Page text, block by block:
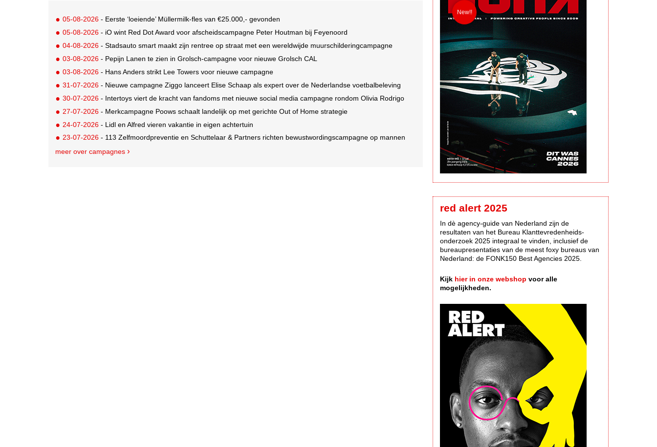
05-08-2026 - Eerste ‘loeiende’ Müllermilk-fles van €25.000,- gevonden
05-08-2026 - iO wint Red Dot Award voor afscheidscampagne Peter Houtman bij Feyenoord
04-08-2026 - Stadsauto smart maakt zijn rentree op straat met een wereldwijde muurschilderingcampagne
03-08-2026 - Pepijn Lanen te zien in Grolsch-campagne voor nieuwe Grolsch CAL
03-08-2026 - Hans Anders strikt Lee Towers voor nieuwe campagne
31-07-2026 - Nieuwe campagne Ziggo lanceert Elise Schaap als expert over de Nederlandse voetbalbeleving
30-07-2026 - Intertoys viert de kracht van fandoms met nieuwe social media campagne rondom Olivia Rodrigo
27-07-2026 - Merkcampagne Poows schaalt landelijk op met gerichte Out of Home strategie
24-07-2026 - Lidl en Alfred vieren vakantie in eigen achtertuin
23-07-2026 - 113 Zelfmoordpreventie en Schuttelaar & Partners richten bewustwordingscampagne op mannen
meer over campagnes
red alert 2025
In dè agency-guide van Nederland zijn de
resultaten van het Bureau Klanttevredenheids-
onderzoek 2025 integraal te vinden, inclusief de
bureaupresentaties van de meest foxy bureaus van
Nederland: de FONK150 Best Agencies 2025.
Kijk hier in onze webshop voor alle
mogelijkheden.